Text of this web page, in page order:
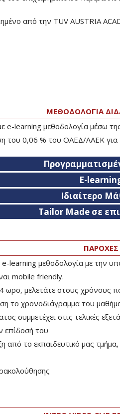
από την TUV AUSTRIA
ΜΕΘΟΔΟΛΟΓΙΑ
e-learning μεθοδολογία μέσω
του 0,06 % του ΟΑΕΔ/ΛΑΕΚ για
E-
Ιδιαίτερο
Tailor Made σε
ΠΑΡΟΧΕΣ
e-learning μεθοδολογία με την
mobile friendly.
μελετάτε στους χρόνους
το χρονοδιάγραμμα του
συμμετέχει στις τελικές
επίδοσή του
από το εκπαιδευτικό μας